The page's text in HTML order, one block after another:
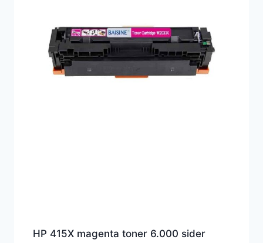
HP 415X magenta toner 6.000 sider